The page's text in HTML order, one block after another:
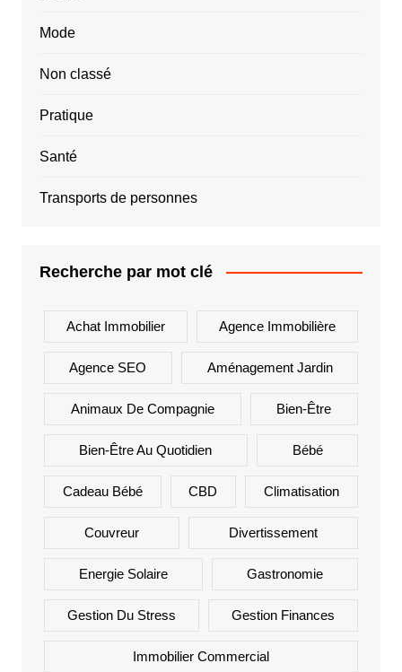
Mode
Non classé
Pratique
Santé
Transports de personnes
Recherche par mot clé
Achat Immobilier Agence Immobilière
Agence SEO Aménagement Jardin
Animaux De Compagnie Bien-Être
Bien-Être Au Quotidien Bébé
Cadeau Bébé CBD Climatisation
Couvreur Divertissement
Energie Solaire Gastronomie
Gestion Du Stress Gestion Finances
Immobilier Commercial